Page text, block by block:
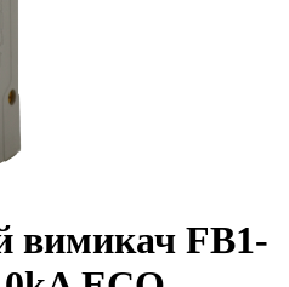
вимикач FB1-